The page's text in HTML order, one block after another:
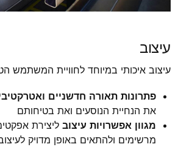
עיצוב
עיצוב איכותי במיוחד לחוויית המשתמש
פתרונות תאורה חדשניים
את הנחיית הנוסעים ואת בטיחותם
מגוון אפשרויות עיצוב ליצירת אפקטים
מרשימים ולהתאים באופן מדויק